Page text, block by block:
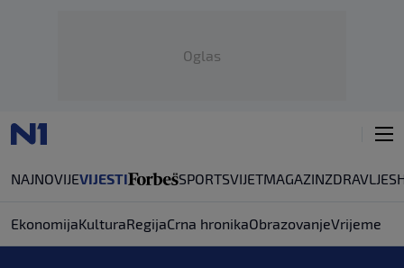
Oglas
NAJNOVIJEVIJESTI SPORTSVIJETMAGAZINZDRAVLJE
EkonomijaKulturaRegijaCrna hronikaObrazovanjeVrijeme